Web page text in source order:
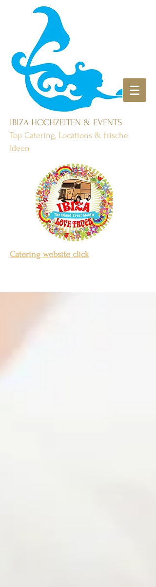
IBIZA HOCHZEITEN & EVENTS
Top Catering, Locations & frische
Ideen
Catering website click